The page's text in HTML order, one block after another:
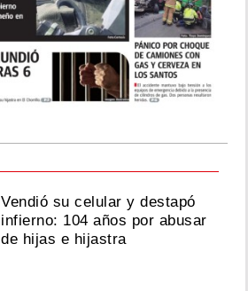
Vendió su celular y destapó
infierno: 104 años por abusar
de hijas e hijastra